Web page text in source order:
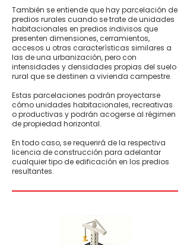
También se entiende que hay parcelación de
predios rurales cuando se trate de unidades
habitacionales en predios indivisos que
presenten dimensiones, cerramientos,
accesos u otras características similares a
las de una urbanización, pero con
intensidades y densidades propias del suelo
rural que se destinen a vivienda campestre.
Estas parcelaciones podrán proyectarse
cómo unidades habitacionales, recreativas
o productivas y podrán acogerse al régimen
de propiedad horizontal.
En todo caso, se requerirá de la respectiva
licencia de construcción para adelantar
cualquier tipo de edificación en los predios
resultantes.